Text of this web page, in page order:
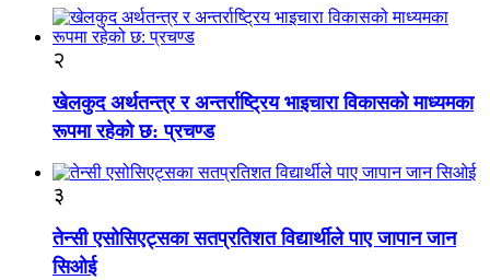
२
खेलकुद अर्थतन्त्र र अन्तर्राष्ट्रिय भाइचारा विकासको माध्यमका
रूपमा रहेको छ: प्रचण्ड
३
तेन्सी एसोसिएट्सका सतप्रतिशत विद्यार्थीले पाए जापान जान
सिओई